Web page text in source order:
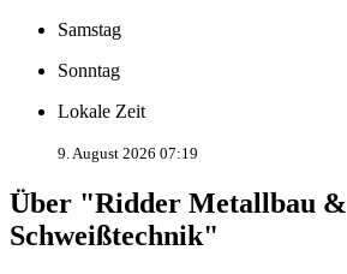
Samstag
Sonntag
Lokale Zeit
9. August 2026 07:19
Über "Ridder Metallbau &
Schweißtechnik"